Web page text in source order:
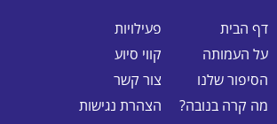
דף הבית
על העמותה
הסיפור שלנו
מה קרה בנובה?
פעילויות
קווי סיוע
צור קשר
הצהרת נגישות